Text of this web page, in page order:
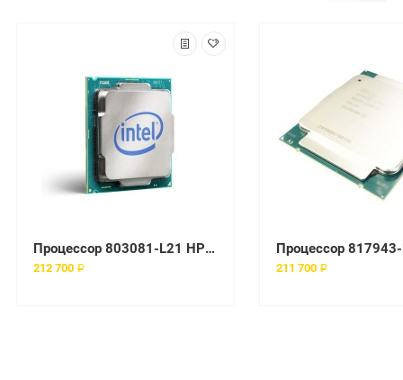
Процессор 803081-L21 HP 2200Mhz
212 700 ₽ 211 700 ₽